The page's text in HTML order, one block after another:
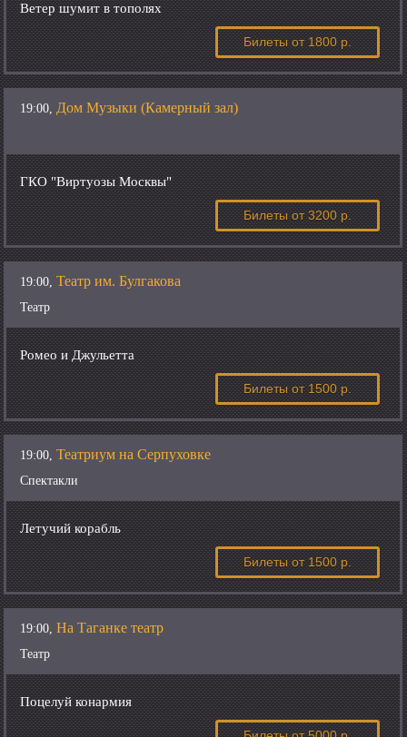
Ветер шумит в тополях
Билеты от 1800 р.
19:00,Дом Музыки (Камерный зал)
ГКО "Виртуозы Москвы"
Билеты от 3200 р.
19:00,Театр им. Булгакова
Театр
Ромео и Джульетта
Билеты от 1500 р.
19:00,Театриум на Серпуховке
Спектакли
Летучий корабль
Билеты от 1500 р.
19:00,На Таганке театр
Театр
Поцелуй конармия